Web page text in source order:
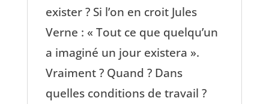
exister ? Si l’on en croit Jules
Verne : « Tout ce que quelqu’un
a imaginé un jour existera ».
Vraiment ? Quand ? Dans
quelles conditions de travail ?